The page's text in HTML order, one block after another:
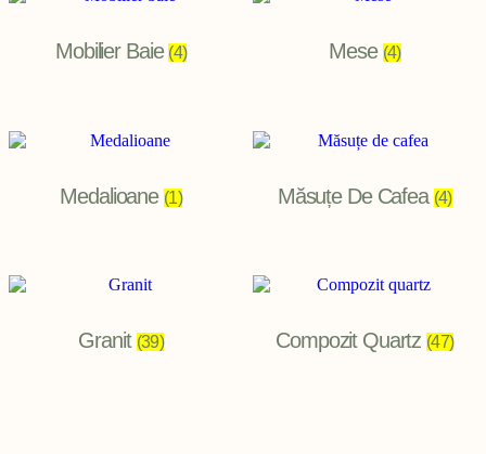
Mobilier Baie(4) Mese (4)
Medalioane (1) Măsuțe De Cafea (4)
Granit (39) Compozit Quartz(47)